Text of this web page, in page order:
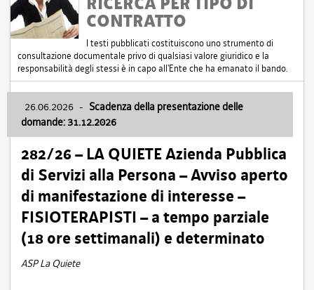
CONTRATTO
I testi pubblicati costituiscono uno strumento di
consultazione documentale privo di qualsiasi valore giuridico e la
responsabilità degli stessi è in capo all'Ente che ha emanato il bando.
26.06.2026 - Scadenza della presentazione delle
domande: 31.12.2026
282/26 – LA QUIETE Azienda Pubblica
di Servizi alla Persona – Avviso aperto
di manifestazione di interesse –
FISIOTERAPISTI – a tempo parziale
(18 ore settimanali) e determinato
ASP La Quiete